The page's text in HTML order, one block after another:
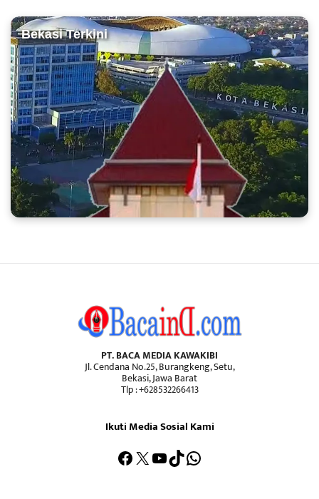
Bekasi Terkini
PT. BACA MEDIA KAWAKIBI
Jl. Cendana No.25, Burangkeng, Setu,
Bekasi, Jawa Barat
Tlp : +628532266413
Ikuti Media Sosial Kami
Facebook
X YouTube
TikTokWhatsApp